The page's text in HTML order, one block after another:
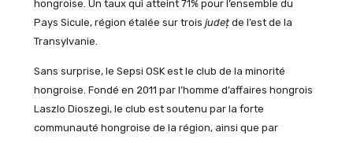
hongroise. Un taux qui atteint 71% pour l’ensemble du
Pays Sicule, région étalée sur trois județde l’est de la
Transylvanie.
Sans surprise, le Sepsi OSK est le club de la minorité
hongroise. Fondé en 2011 par l’homme d’affaires hongrois
Laszlo Dioszegi, le club est soutenu par la forte
communauté hongroise de la région, ainsi que par